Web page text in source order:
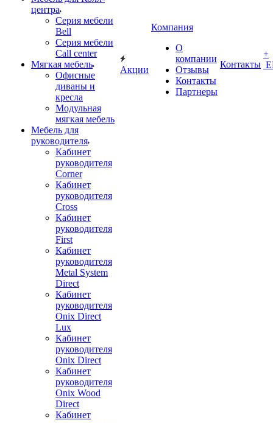
центра
Серия мебели
Bell
Серия мебели
Call center
Мягкая мебель
Офисные
диваны и
кресла
Модульная
мягкая мебель
Мебель для
руководителя
Кабинет
руководителя
Corner
Кабинет
руководителя
Cross
Кабинет
руководителя
First
Кабинет
руководителя
Metal System
Direct
Кабинет
руководителя
Onix Direct
Lux
Кабинет
руководителя
Onix Direct
Кабинет
руководителя
Onix Wood
Direct
Кабинет
Акции
Компания
О
компании
Отзывы
Контакты
Партнеры
Контакты
+